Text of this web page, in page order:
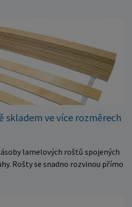
skladem ve více rozměrech
lamelových roštů spojených
Rošty se snadno rozvinou přímo